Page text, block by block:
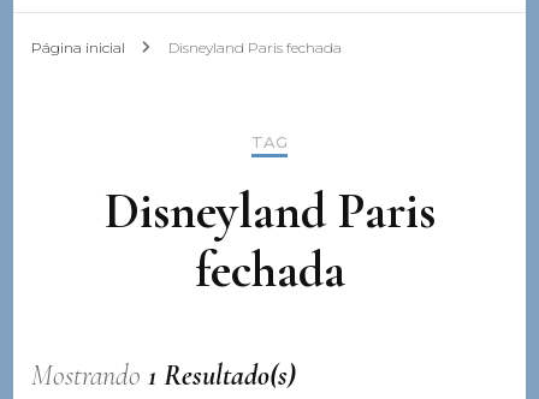
Página inicial Disneyland Paris fechada
TAG
Disneyland Paris
fechada
Mostrando1 Resultado(s)